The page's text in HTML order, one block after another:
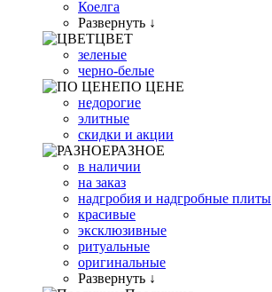
Коелга
Развернуть ↓
ЦВЕТ
зеленые
черно-белые
ПО ЦЕНЕ
недорогие
элитные
скидки и акции
РАЗНОЕ
в наличии
на заказ
надгробия и надгробные плиты
красивые
эксклюзивные
ритуальные
оригинальные
Развернуть ↓